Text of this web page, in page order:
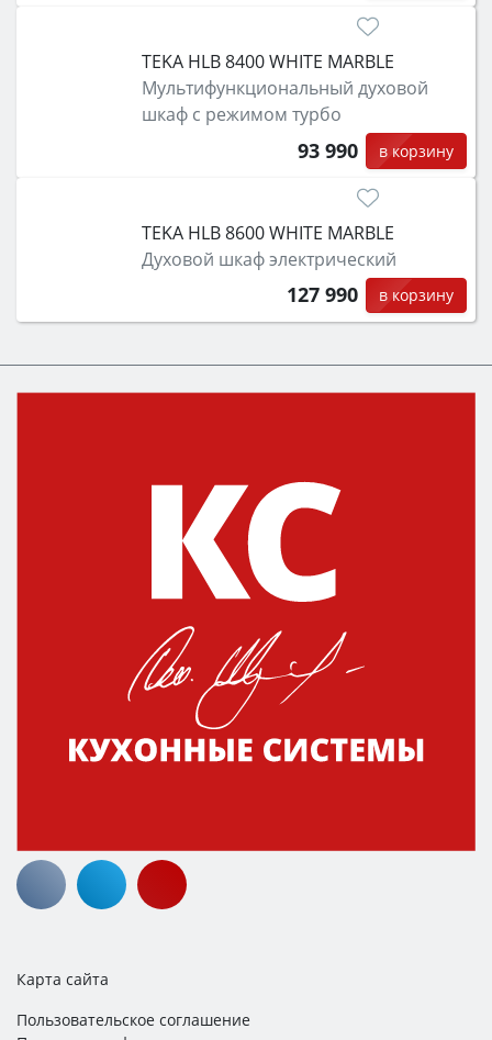
TEKA HLB 8400 WHITE MARBLE
Мультифункциональный духовой
шкаф с режимом турбо
93 990 в корзину
TEKA HLB 8600 WHITE MARBLE
Духовой шкаф электрический
127 990 в корзину
Карта сайта
Пользовательское соглашение